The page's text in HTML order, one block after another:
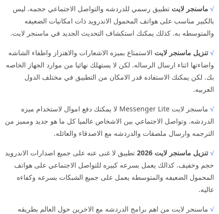
√ ماسنجر لايت تطبيق رسمي للدردشه والتواصل الاجتماعي حجمه. ليس
بالكبير مناسب على هواتف المحمول الاندرويد ذات امكانيات الضعيفه
والمتوسطه به. كذلك يمكنك استكشاف التحديث الجديد في ماسنجر لايت.
√ تنزيل ماسنجر لايت الاستمتاع بميزه الاشعارات والاهتزاز واطفاء الشاشه
واضاءتها اثناء ارسال الرساله. لكن لا يستهلك نهائيا من موارد الجهاز الخاصه
بك. لكن يمكنك الاستفاده قدر الامكان من التطبيق في مختلف الدول
العربيه.
√
ماسنجر لايت Messenger Lite لا يمكنك دفع اموال لاستخدام ميزه
الدردشه. وتواصل الاجتماعي بين الاشخاص عالميا كل ما هو جديد ومميز من
الترجمه وارسال ملصقات والدردشه مع الاصدقاء والعائله.
√ تنزيل ماسنجر لايت 2026
تطبيق لا غنى عنه على جميع اصدارات الاندرويد
حجم وخفيف. كذالك يعمل بسرعه كبيره للتواصل الاجتماعي على هواتف
المحمول الضعيفه والمتوسطه يعمل على جميع الشبكات بسرعه وكفاءه
عاليه.
√ ماسنجر لايت من اهم برامج الدردشه مع الاخرين حول العالم بطريقه